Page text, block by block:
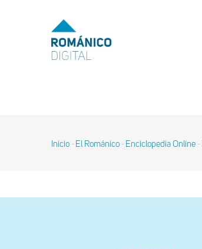
MENU
TOP
Inicio - El Románico - Enciclopedia Online -